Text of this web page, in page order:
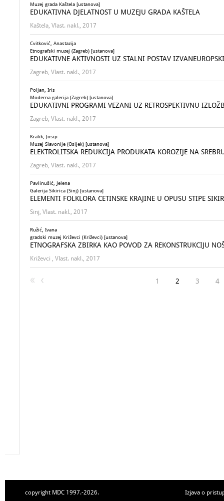
Muzej grada Kaštela [ustanova]
EDUKATIVNA DJELATNOST U MUZEJU GRADA KAŠTELA
Kaštela, Vlast. nakl., 2017
Cvitković, Anastazija
Etnografski muzej (Zagreb) [ustanova]
EDUKATIVNE AKTIVNOSTI UZ STALNI POSTAV
Zagreb, Vlast. nakl., 2017
Poljan, Iris
Moderna galerija (Zagreb) [ustanova]
EDUKATIVNI PROGRAMI VEZANI UZ RETROSPEKTIVNU
Zagreb, Vlast. nakl., 2017
Kralik, Josip
Muzej Slavonije (Osijek) [ustanova]
ELEKTROLITSKA REDUKCIJA PRODUKATA KOROZIJE NA
Zagreb, Vlast. nakl., 2017
Pavlinušić, Jelena
Galerija Sikirica (Sinj) [ustanova]
ELEMENTI FOLKLORA CETINSKE KRAJINE U OPUSU STIPE
Sinj, Vlast. nakl., 2017
Ružić, Ivana
gradski muzej Križevci (Križevci) [ustanova]
ETNOGRAFSKA ZBIRKA KAO POVOD ZA REKONSTRUKCIJU
Križevci , Vlast. nakl., 2017
1 2 3 4
copyright MDC 1997.-2026. Izjava o